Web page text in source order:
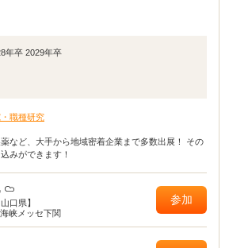
年卒 2029年卒
職種研究
など、大手から地域密着企業まで多数出展！ その
みができます！
山口県】
海峡メッセ下関
参加